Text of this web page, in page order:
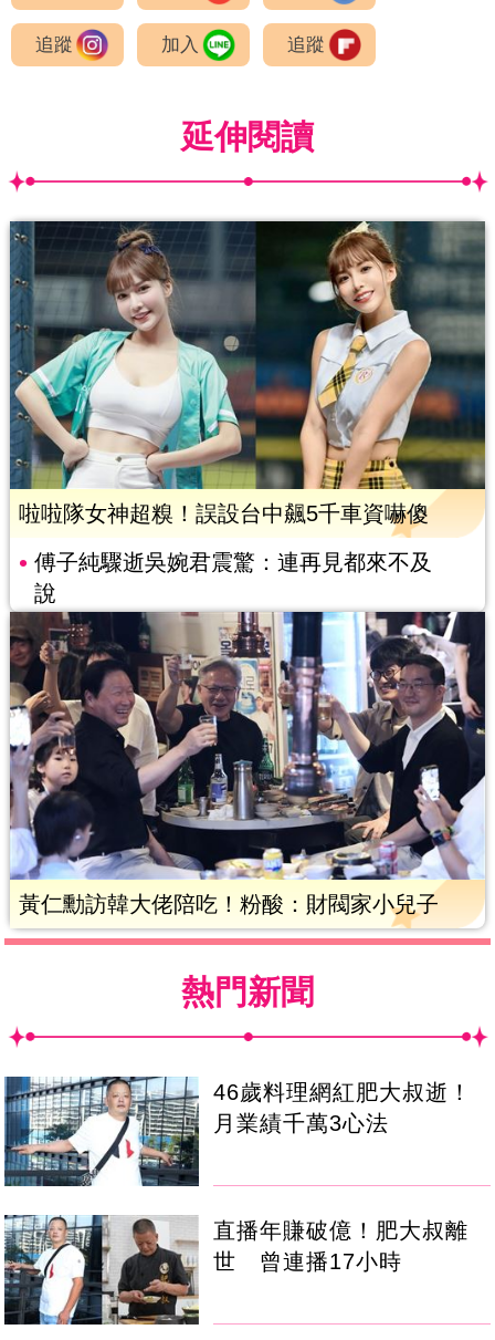
追蹤 加入 追蹤
延伸閱讀
啦啦隊女神超糗！誤設台中飆5千車資嚇傻
傅子純驟逝吳婉君震驚：連再見都來不及
說
黃仁勳訪韓大佬陪吃！粉酸：財閥家小兒子
熱門新聞
46歲料理網紅肥大叔逝！
月業績千萬3心法
直播年賺破億！肥大叔離
世 曾連播17小時